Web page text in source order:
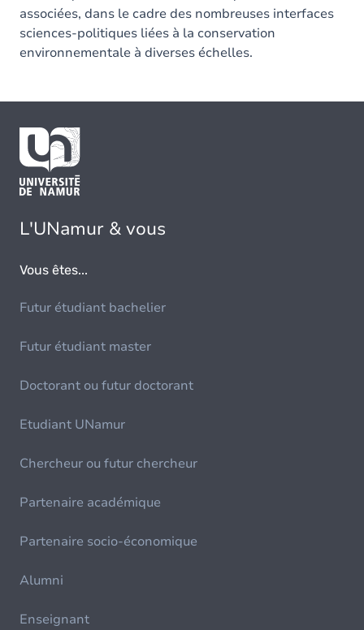
associées, dans le cadre des nombreuses interfaces
sciences-politiques liées à la conservation
environnementale à diverses échelles.
L'UNamur & vous
Vous êtes...
Futur étudiant bachelier
Futur étudiant master
Doctorant ou futur doctorant
Etudiant UNamur
Chercheur ou futur chercheur
Partenaire académique
Partenaire socio-économique
Alumni
Enseignant